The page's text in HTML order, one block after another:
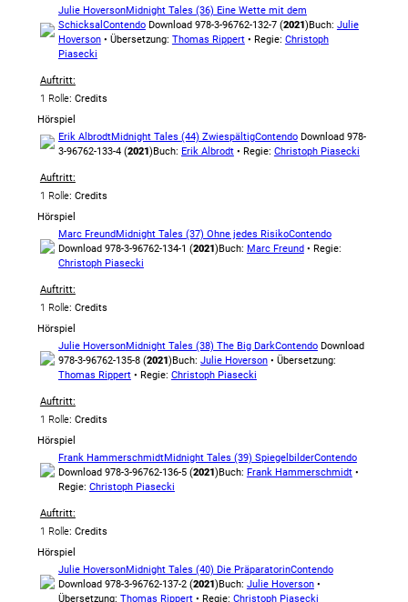
Julie HoversonMidnight Tales (36) Eine Wette mit dem
Schicksal ContendoDownload 978-3-96762-132-7 (2021)Buch: Julie
Hoverson• Übersetzung: Thomas Rippert• Regie: Christoph
Piasecki
Auftritt:
1 Rolle: Credits
Hörspiel
Erik AlbrodtMidnight Tales (44) ZwiespältigContendoDownload 978-
3-96762-133-4 (2021)Buch: Erik Albrodt• Regie: Christoph Piasecki
Auftritt:
1 Rolle: Credits
Hörspiel
Marc FreundMidnight Tales (37) Ohne jedes RisikoContendo
Download 978-3-96762-134-1 (2021)Buch: Marc Freund• Regie:
Christoph Piasecki
Auftritt:
1 Rolle: Credits
Hörspiel
Julie HoversonMidnight Tales (38) The Big DarkContendoDownload
978-3-96762-135-8 (2021)Buch: Julie Hoverson• Übersetzung:
Thomas Rippert• Regie: Christoph Piasecki
Auftritt:
1 Rolle: Credits
Hörspiel
Frank HammerschmidtMidnight Tales (39) SpiegelbilderContendo
Download 978-3-96762-136-5 (2021)Buch: Frank Hammerschmidt•
Regie: Christoph Piasecki
Auftritt:
1 Rolle: Credits
Hörspiel
Julie HoversonMidnight Tales (40) Die PräparatorinContendo
Download 978-3-96762-137-2 (2021)Buch: Julie Hoverson•
Übersetzung: Thomas Rippert• Regie: Christoph Piasecki